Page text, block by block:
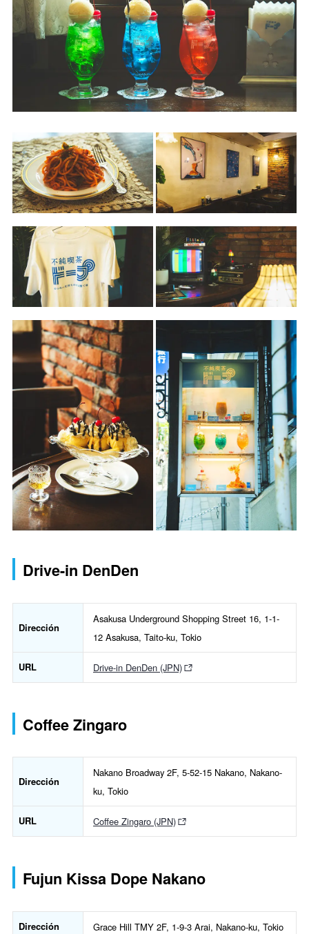
Drive-in DenDen
Dirección
Asakusa Underground Shopping Street 16, 1-1-
12 Asakusa, Taito-ku, Tokio
URL Drive-in DenDen (JPN)
Coffee Zingaro
Dirección
Nakano Broadway 2F, 5-52-15 Nakano, Nakano-
ku, Tokio
URL Coffee Zingaro (JPN)
Fujun Kissa Dope Nakano
Dirección Grace Hill TMY 2F, 1-9-3 Arai, Nakano-ku, Tokio